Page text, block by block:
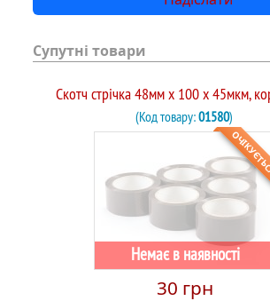
Супутні товари
Скотч стрічка 48мм x 100 х 45мкм,
(Код товару:01580)
Немає в наявності
30 грн